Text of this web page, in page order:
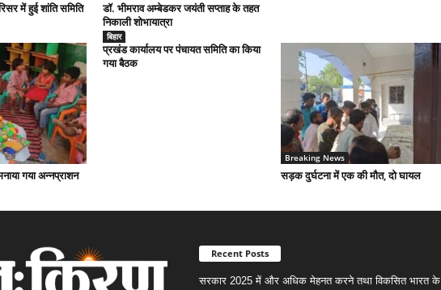
में हुई शांति समिति
डॉ. भीमराव अम्बेडकर जयंती सप्ताह के तहत
निकाली शोभायात्रा
गया अन्नप्राशन
बिहार
प्रखंड कार्यालय पर पंचायत समिति का किया
गया बैठक
Breaking News
सड़क दुर्घटना में एक की मौत, दो घायल
Recent Posts
सरकार 2025 में और अधिक मेहनत करने तथा विकसित भारत के